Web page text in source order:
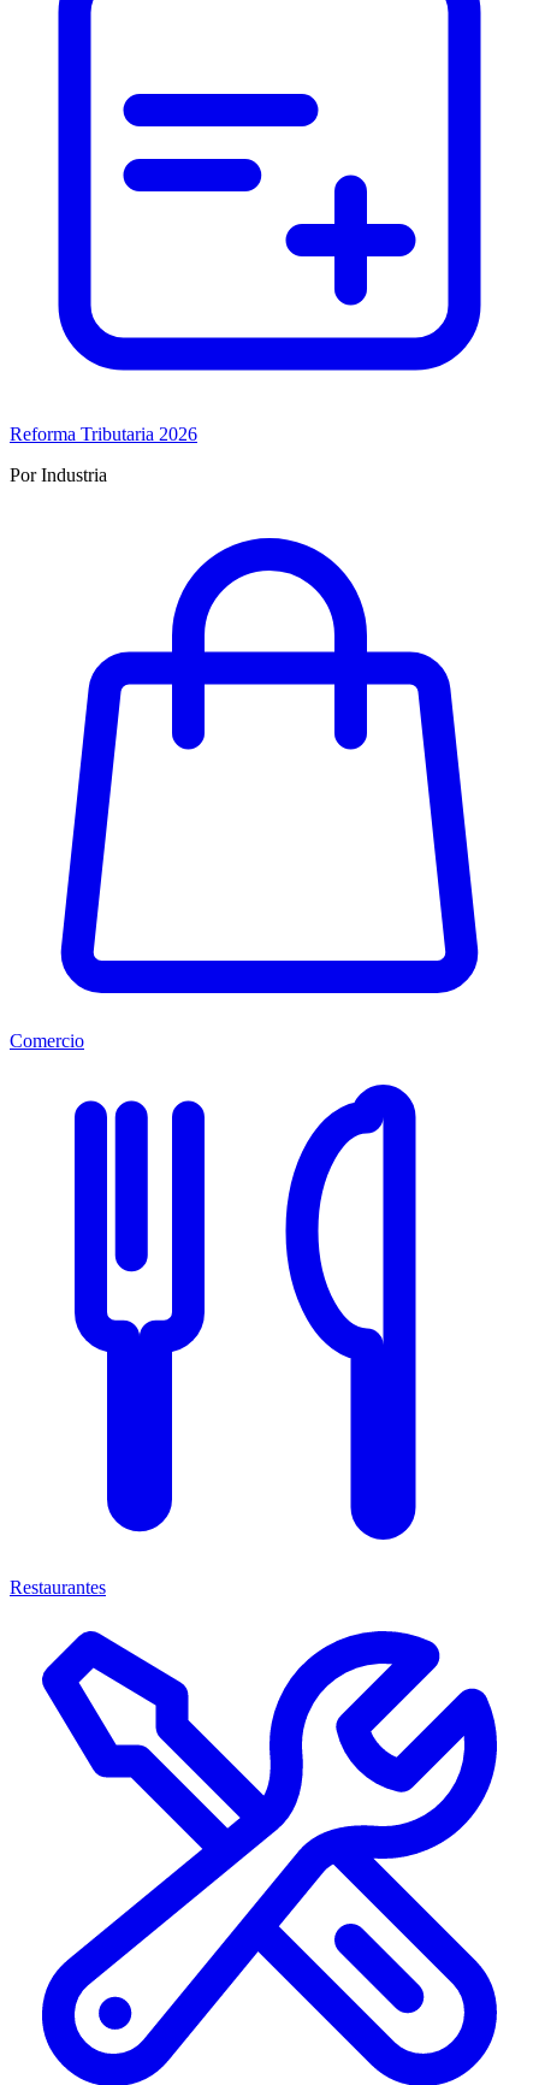
Reforma Tributaria 2026
Por Industria
Comercio
Restaurantes